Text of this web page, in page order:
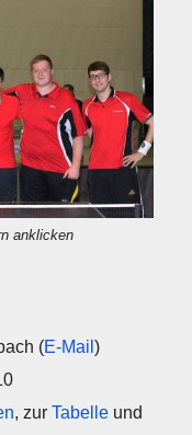
anklicken
(E-Mail )
, zur Tabelle und